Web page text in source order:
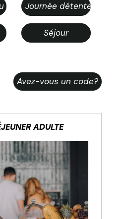
Journée détente et
Séjour
Avez-vous un code?
ADULTE